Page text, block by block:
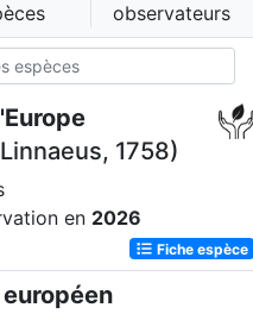
observateurs
1758)
en 2026
Fiche espèce